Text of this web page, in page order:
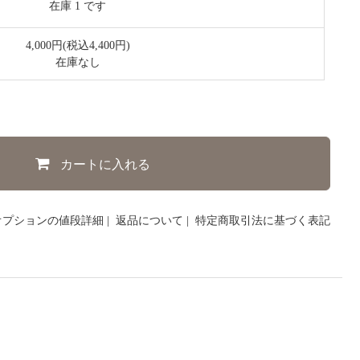
在庫 1 です
4,000円(税込4,400円)
在庫なし
カートに入れる
プションの値段詳細 返品について 特定商取引法に基づく表記